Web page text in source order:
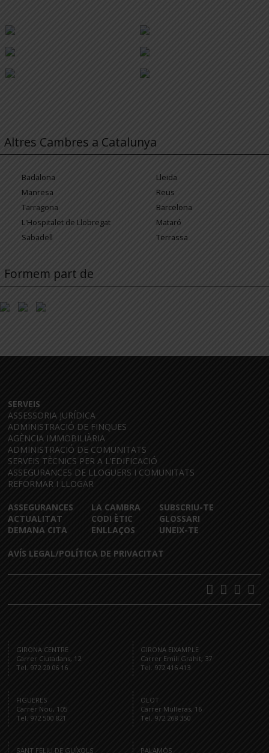
Altres Cambres a Catalunya
Badalona
Lleida
Manresa
Reus
Tarragona
Barcelona
L'Hospitalet de Llobregat
Mataró
Sabadell
Terrassa
Formem part de
SERVEIS
ASSESSORIA JURÍDICA
ADMINISTRACIÓ DE FINQUES
AGÈNCIA IMMOBILIÀRIA
ADMINISTRACIÓ DE COMUNITATS
SERVEIS TÈCNICS PER A L’EDIFICACIÓ
ASSEGURANCES DE LLOGUERS I COMUNITATS
REFORMAR I LLOGAR
ASSEGURANCES
ACTUALITAT
DEMANA CITA
LA CAMBRA
CODI ÈTIC
ENLLAÇOS
SUBSCRIU-TE
GLOSSARI
UNEIX-TE
AVÍS LEGAL/POLÍTICA DE PRIVACITAT
GIRONA CENTRE
Carrer Ciutadans, 12
Tel. 972 20 06 16
GIRONA EIXAMPLE
Carrer Emili Grahit, 37
Tel. 972 416 413
FIGUERES
Carrer Nou, 105
Tel. 972 500 821
OLOT
Carrer Mulleras, 16
Tel. 972 268 350
SANT FELIU DE GUÍXOLS PALAMÓS